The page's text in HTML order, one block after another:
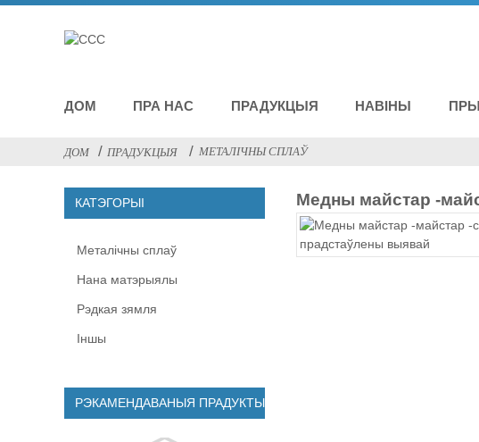
ДОМ ПРА НАС ПРАДУКЦЫЯ НАВІНЫ
ДОМ ПРАДУКЦЫЯ МЕТАЛІЧНЫ СПЛАЎ
КАТЭГОРЫІ
Металічны сплаў
Нана матэрыялы
Рэдкая зямля
Іншы
РЭКАМЕНДАВАНЫЯ ПРАДУКТЫ
Медны майстар -